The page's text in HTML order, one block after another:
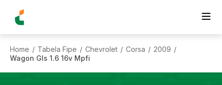
Home / Tabela Fipe / Chevrolet / Corsa / 2009 /
Wagon Gls 1.6 16v Mpfi